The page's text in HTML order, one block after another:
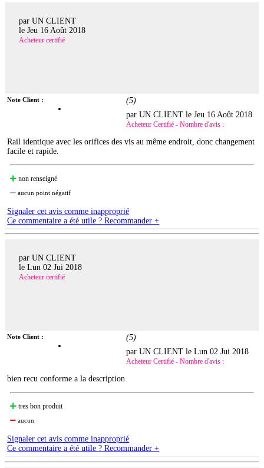
par UN CLIENT
le Jeu 16 Août 2018
Acheteur certifié
Note Client : (5)
par UN CLIENT leJeu 16 Août 2018
Acheteur Certifié - Nombre d'avis :
Rail identique avec les orifices des vis au même endroit, donc changement
facile et rapide.
non renseigné
aucun point négatif
Signaler cet avis comme inapproprié
Ce commentaire a été utile ? Recommander +
par UN CLIENT
le Lun 02 Jui 2018
Acheteur certifié
Note Client : (5)
par UN CLIENT leLun 02 Jui 2018
Acheteur Certifié - Nombre d'avis :
bien recu conforme a la description
tres bon produit
aucun
Signaler cet avis comme inapproprié
Ce commentaire a été utile ? Recommander +